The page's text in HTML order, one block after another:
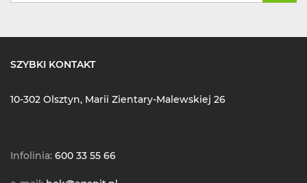
SZYBKI KONTAKT
10-302 Olsztyn, Marii Zientary-Malewskiej 26
Infolinia: 600 33 55 66